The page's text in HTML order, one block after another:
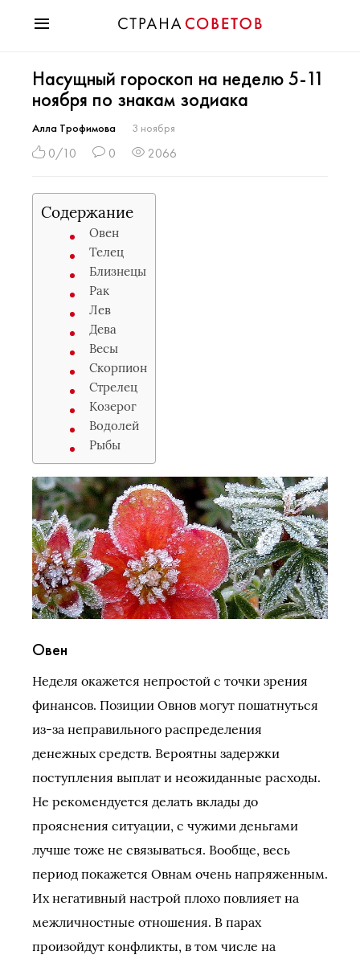
Мода
Звезды
Гороскопы
Здоровье
Хобби
Разное
Праздники
Насущный гороскоп на неделю 5-11
ноября по знакам зодиака
Алла Трофимова 3 ноября
0/10 0 2066
Содержание
Овен
Телец
Близнецы
Рак
Лев
Дева
Весы
Скорпион
Стрелец
Козерог
Водолей
Рыбы
Овен
Неделя окажется непростой с точки зрения
финансов. Позиции Овнов могут пошатнуться
из-за неправильного распределения
денежных средств. Вероятны задержки
поступления выплат и неожиданные расходы.
Не рекомендуется делать вклады до
прояснения ситуации, с чужими деньгами
лучше тоже не связываться. Вообще, весь
период покажется Овнам очень напряженным.
Их негативный настрой плохо повлияет на
межличностные отношения. В парах
произойдут конфликты, в том числе на